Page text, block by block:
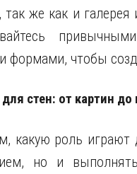
же как и галерея
формами, чтобы
стен: от картин до
какую роль играют
но и